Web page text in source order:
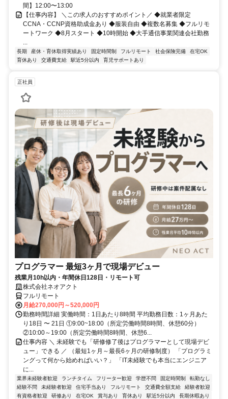
間】12:00〜13:00
【仕事内容】 ＼この求人のおすすめポイント／ ◆就業者限定
CCNA・CCNP資格助成金あり ◆服装自由 ◆複数名募集 ◆フルリモ
ートワーク ◆8月スタート ◆10時開始 ◆大手通信事業関連会社勤務
...
長期 産休・育休取得実績あり 固定時間制 フルリモート 社会保険完備
在宅OK
育休あり
交通費支給 駅近5分以内 育児サポートあり
正社員
プログラマー 最短3ヶ月で現場デビュー
残業月10h以内・年間休日128日・リモート可
株式会社ネオアクト
フルリモート
月給270,000円～520,000円
勤務時間詳細 実働時間：1日あたり8時間 平均勤務日数：1ヶ月あた
り18日 〜 21日 ①9:00~18:00（所定労働時間8時間、休憩60分）
②10:00～19:00（所定労働時間8時間、休憩6...
仕事内容 ＼ 未経験でも「研修修了後はプログラマーとして現場デビ
ュー」できる ／ （最短1ヶ月～最長6ヶ月の研修制度） 「プログラミ
ングって何から始めればいい？」 「IT未経験でも本当にエンジニア
に...
業界未経験者歓迎 ランチタイム フリーター歓迎 学歴不問 固定時間制
転勤なし
経験不問
未経験者歓迎 住宅手当あり フルリモート 交通費全額支給
経験者歓迎
有資格者歓迎
研修あり 在宅OK 賞与あり 育休あり 駅近5分以内
長期休暇あり